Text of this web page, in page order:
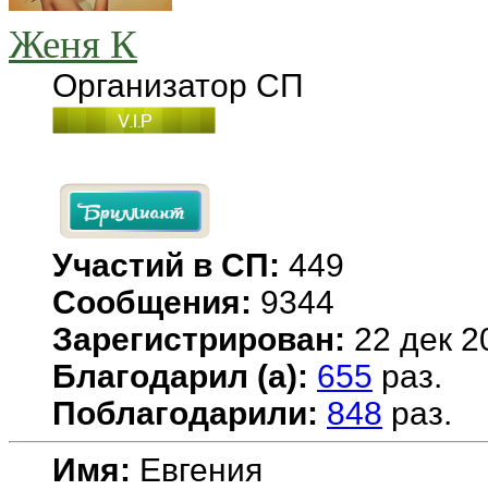
Женя К
Организатор СП
Участий в СП: 449
Сообщения: 9344
Зарегистрирован: 22 дек
Благодарил (а): 655 раз.
Поблагодарили: 848 раз.
Имя: Евгения